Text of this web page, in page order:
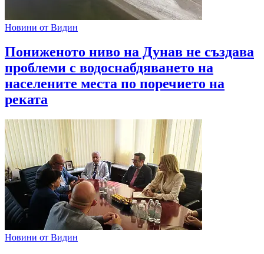
Новини от Видин
Пониженото ниво на Дунав не създава
проблеми с водоснабдяването на
населените места по поречието на
реката
Новини от Видин